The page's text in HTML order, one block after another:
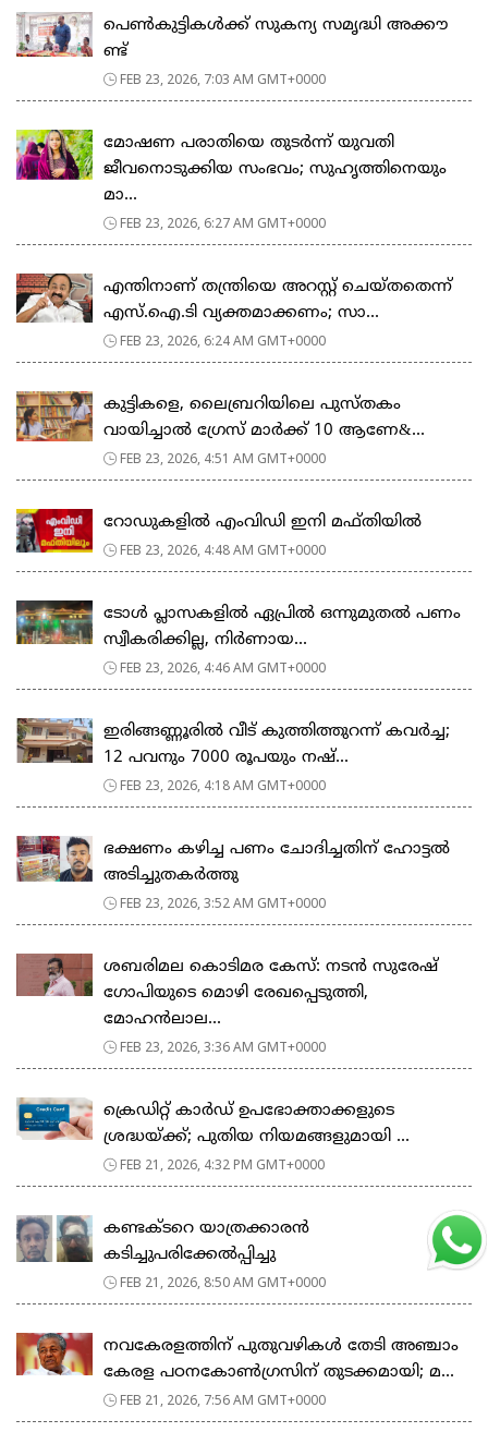
പെ​ൺ​കു​ട്ടി​ക​ൾ​ക്ക് സു​ക​ന്യ സ​മൃ​ദ്ധി അ​ക്കൗ​
ണ്ട്
FEB 23, 2026, 7:03 AM GMT+0000
മോഷണ പരാതിയെ തുടര്‍ന്ന് യുവതി
ജീവനൊടുക്കിയ സംഭവം; സുഹൃത്തിനെയും
മാ...
FEB 23, 2026, 6:27 AM GMT+0000
എന്തിനാണ് തന്ത്രിയെ അറസ്റ്റ് ചെയ്തതെന്ന്
എസ്.ഐ.ടി വ്യക്തമാക്കണം; സാ...
FEB 23, 2026, 6:24 AM GMT+0000
കുട്ടികളെ, ലൈബ്രറിയിലെ പുസ്തകം
വായിച്ചാല്‍ ഗ്രേസ് മാര്‍ക്ക് 10 ആണേ&...
FEB 23, 2026, 4:51 AM GMT+0000
റോഡുകളില്‍ എംവിഡി ഇനി മഫ്തിയില്‍
FEB 23, 2026, 4:48 AM GMT+0000
ടോള്‍ പ്ലാസകളില്‍ ഏപ്രില്‍ ഒന്നുമുതല്‍ പണം
സ്വീകരിക്കില്ല, നിര്‍ണായ...
FEB 23, 2026, 4:46 AM GMT+0000
ഇരിങ്ങണ്ണൂരിൽ വീട് കുത്തിത്തുറന്ന് കവർച്ച;
12 പവനും 7000 രൂപയും നഷ്...
FEB 23, 2026, 4:18 AM GMT+0000
ഭക്ഷണം കഴിച്ച പണം ചോദിച്ചതിന് ഹോട്ടൽ
അടിച്ചുതകർത്തു
FEB 23, 2026, 3:52 AM GMT+0000
ശബരിമല കൊടിമര കേസ്: നടൻ സുരേഷ്
ഗോപിയുടെ മൊഴി രേഖപ്പെടുത്തി,
മോഹൻലാല...
FEB 23, 2026, 3:36 AM GMT+0000
ക്രെഡിറ്റ് കാർഡ് ഉപഭോക്താക്കളുടെ
ശ്രദ്ധയ്ക്ക്; പുതിയ നിയമങ്ങളുമായി ...
FEB 21, 2026, 4:32 PM GMT+0000
കണ്ടക്ടറെ യാത്രക്കാരൻ
കടിച്ചുപരിക്കേൽപ്പിച്ചു
FEB 21, 2026, 8:50 AM GMT+0000
നവകേരളത്തിന് പുതുവഴികൾ തേടി അഞ്ചാം
കേരള പഠനകോൺഗ്രസിന് തുടക്കമായി; മ...
FEB 21, 2026, 7:56 AM GMT+0000